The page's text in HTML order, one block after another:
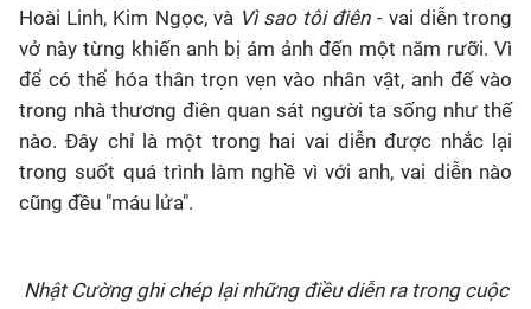
Hoài Linh, Kim Ngọc, và Vì sao tôi điên- vai diễn trong
vở này từng khiến anh bị ám ảnh đến một năm rưỡi. Vì
để có thể hóa thân trọn vẹn vào nhân vật, anh đế vào
trong nhà thương điên quan sát người ta sống như thế
nào. Đây chỉ là một trong hai vai diễn được nhắc lại
trong suốt quá trình làm nghề vì với anh, vai diễn nào
cũng đều "máu lửa".
Nhật Cường ghi chép lại những điều diễn ra trong cuộc